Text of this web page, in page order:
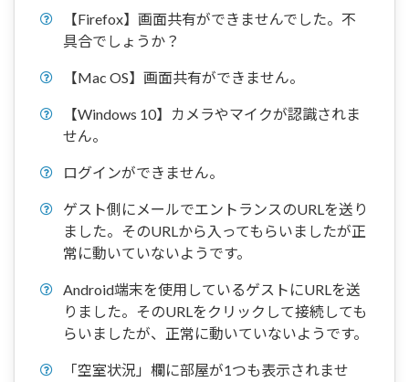
【Firefox】画面共有ができませんでした。不
具合でしょうか？
【Mac OS】画面共有ができません。
【Windows 10】カメラやマイクが認識されま
せん。
ログインができません。
ゲスト側にメールでエントランスのURLを送り
ました。そのURLから入ってもらいましたが正
常に動いていないようです。
Android端末を使用しているゲストにURLを送
りました。そのURLをクリックして接続しても
らいましたが、正常に動いていないようです。
「空室状況」欄に部屋が1つも表示されませ